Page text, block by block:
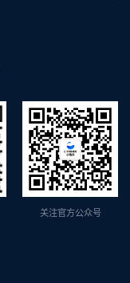
关注官方公众号